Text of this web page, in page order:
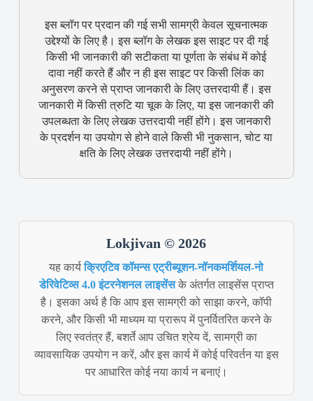
इस ब्लॉग पर प्रदान की गई सभी सामग्री केवल सूचनात्मक
उद्देश्यों के लिए है। इस ब्लॉग के लेखक इस साइट पर दी गई
किसी भी जानकारी की सटीकता या पूर्णता के संबंध में कोई
दावा नहीं करते हैं और न ही इस साइट पर किसी लिंक का
अनुसरण करने से प्राप्त जानकारी के लिए उत्तरदायी हैं। इस
जानकारी में किसी त्रुटि या चूक के लिए, या इस जानकारी की
उपलब्धता के लिए लेखक उत्तरदायी नहीं होंगे। इस जानकारी
के प्रदर्शन या उपयोग से होने वाले किसी भी नुकसान, चोट या
क्षति के लिए लेखक उत्तरदायी नहीं होंगे।
Lokjivan © 2026
यह कार्यक्रिएटिव कॉमन्स एट्रीब्यूशन-नॉनकमर्शियल-नो
डेरिवेटिव्स 4.0 इंटरनेशनल लाइसेंसके अंतर्गत लाइसेंस प्राप्त
है। इसका अर्थ है कि आप इस सामग्री को साझा करने, कॉपी
करने, और किसी भी माध्यम या प्रारूप में पुनर्वितरित करने के
लिए स्वतंत्र हैं, बशर्ते आप उचित श्रेय दें, सामग्री का
व्यावसायिक उपयोग न करें, और इस कार्य में कोई परिवर्तन या इस
पर आधारित कोई नया कार्य न बनाएं।